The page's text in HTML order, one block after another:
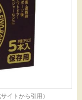
イト から引用）